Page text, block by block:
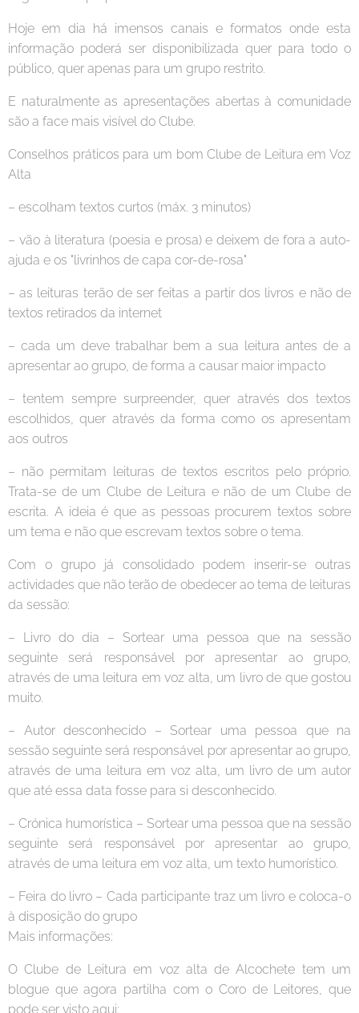
Hoje em dia há imensos canais e formatos onde esta
informação poderá ser disponibilizada quer para todo o
público, quer apenas para um grupo restrito.
E naturalmente as apresentações abertas à comunidade
são a face mais visível do Clube.
Conselhos práticos para um bom Clube de Leitura em Voz
Alta
– escolham textos curtos (máx. 3 minutos)
– vão à literatura (poesia e prosa) e deixem de fora a auto-
ajuda e os "livrinhos de capa cor-de-rosa"
– as leituras terão de ser feitas a partir dos livros e não de
textos retirados da internet
– cada um deve trabalhar bem a sua leitura antes de a
apresentar ao grupo, de forma a causar maior impacto
– tentem sempre surpreender, quer através dos textos
escolhidos, quer através da forma como os apresentam
aos outros
– não permitam leituras de textos escritos pelo próprio.
Trata-se de um Clube de Leitura e não de um Clube de
escrita. A ideia é que as pessoas procurem textos sobre
um tema e não que escrevam textos sobre o tema.
Com o grupo já consolidado podem inserir-se outras
actividades que não terão de obedecer ao tema de leituras
da sessão:
– Livro do dia – Sortear uma pessoa que na sessão
seguinte será responsável por apresentar ao grupo,
através de uma leitura em voz alta, um livro de que gostou
muito.
– Autor desconhecido – Sortear uma pessoa que na
sessão seguinte será responsável por apresentar ao grupo,
através de uma leitura em voz alta, um livro de um autor
que até essa data fosse para si desconhecido.
– Crónica humorística – Sortear uma pessoa que na sessão
seguinte será responsável por apresentar ao grupo,
através de uma leitura em voz alta, um texto humorístico.
– Feira do livro – Cada participante traz um livro e coloca-o
à disposição do grupo
Mais informações:
O Clube de Leitura em voz alta de Alcochete tem um
blogue que agora partilha com o Coro de Leitores, que
pode ser visto aqui: